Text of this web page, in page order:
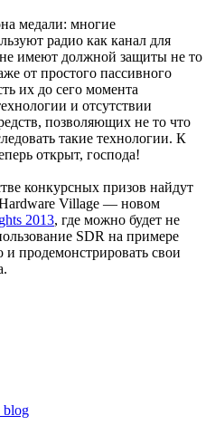
медали: многие
радио как канал для
имеют должной защиты не то
от простого пассивного
их до сего момента
и отсутствии
позволяющих не то что
такие технологии. К
открыт, господа!
конкурсных призов найдут
Village — новом
2013, где можно будет не
SDR на примере
продемонстрировать свои
blog